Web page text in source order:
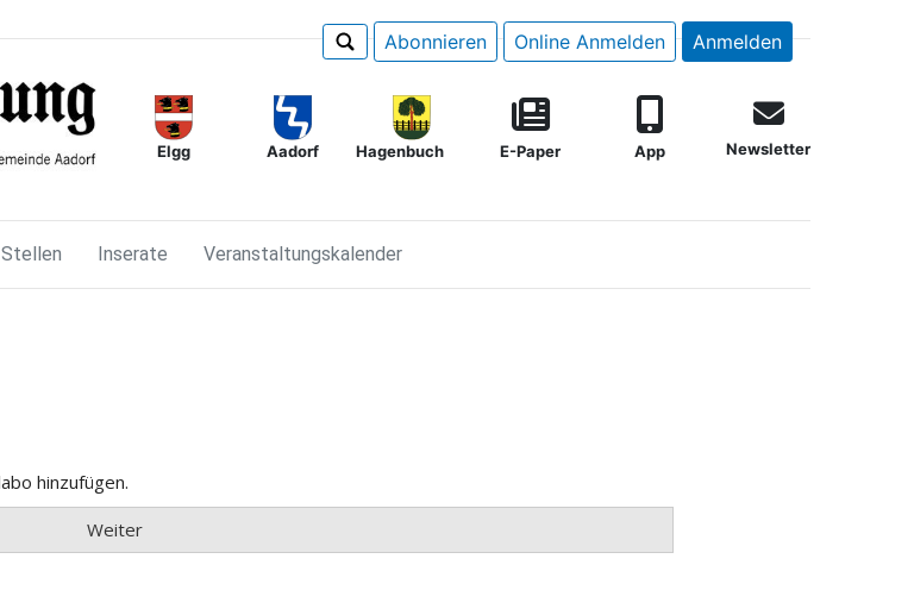
Abonnieren Online Anmelden Anmelden
Elgg Aadorf Hagenbuch E-Paper App Newsletter
Stellen Inserate Veranstaltungskalender